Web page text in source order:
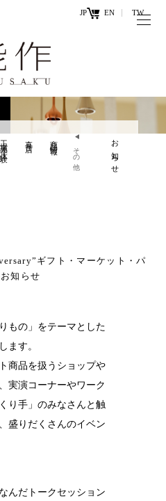
JP EN TW
ス
お知らせ
その他
商品情報
工場見学・体験
ギフト・マーケット・パ
知らせ
もの」をテーマとした
ます。
商品を扱うショップや
実演コーナーやワーク
り手」のみなさんと触
盛りだくさんのイベン
んだトークセッション